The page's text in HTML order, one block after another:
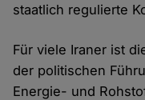
staatlich regulierte
Für viele Iraner ist
der politischen
Energie- und